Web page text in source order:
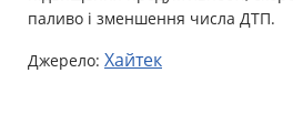
паливо і зменшення числа ДТП.
Джерело: Хайтек